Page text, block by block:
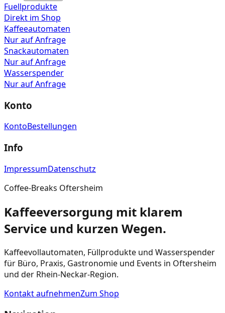
Fuellprodukte
Direkt im Shop
Kaffeeautomaten
Nur auf Anfrage
Snackautomaten
Nur auf Anfrage
Wasserspender
Nur auf Anfrage
Konto
KontoBestellungen
Info
ImpressumDatenschutz
Coffee-Breaks Oftersheim
Kaffeeversorgung mit klarem
Service und kurzen Wegen.
Kaffeevollautomaten, Füllprodukte und Wasserspender
für Büro, Praxis, Gastronomie und Events in Oftersheim
und der Rhein-Neckar-Region.
Kontakt aufnehmenZum Shop